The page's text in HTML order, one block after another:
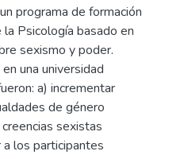
programa de formación
Psicología basado en
sexismo y poder.
una universidad
a) incrementar
de género
sexistas
los participantes